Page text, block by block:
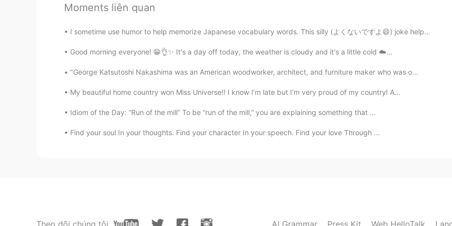
JP EN KR
Tom 2020.11.07 00:07
MARIMARIMARIMARI
…気になった所を書き出しました。（おせっかいだったかな？） オリンピック He's a player
Moments liên quan
I sometime use humor to help memorize Japanese vocabulary words. This silly (よくないですよ😄) joke helpe...
Good morning everyone! 😁👌✨ It's a day off today, the weather is cloudy and it's a little cold ☁️...
"George Katsutoshi Nakashima was an American woodworker, architect, and furniture maker who was o...
My beautiful home country won Miss Universe!! I know I’m late but I’m very proud of my country! A...
Idiom of the Day: “Run of the mill” To be “run of the mill,” you are explaining something that ...
Find your soul In your thoughts. Find your character In your speech. Find your love Through ...
Theo dõi chúng tôi AI Grammar Press Kit Web HelloTalk